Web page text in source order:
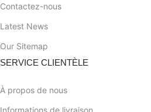
Contactez-nous
Latest News
Our Sitemap
SERVICE CLIENTÈLE
À propos de nous
Informations de livraison